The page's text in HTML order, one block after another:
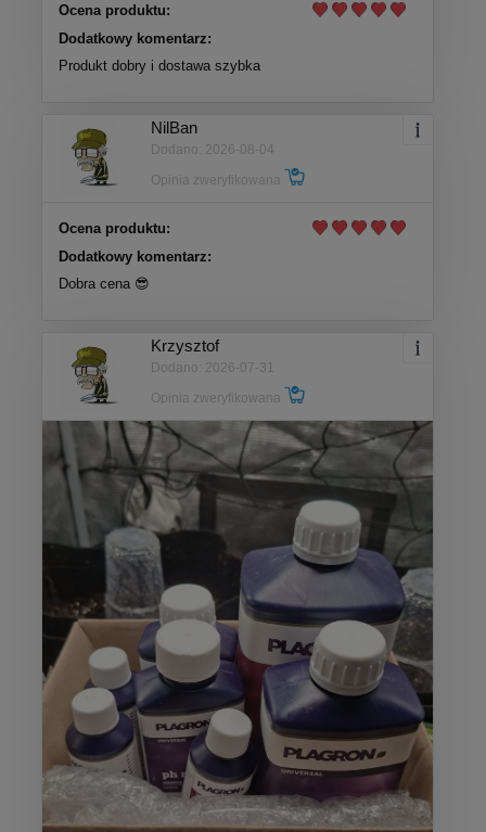
Ocena produktu:
Dodatkowy komentarz:
Produkt dobry i dostawa szybka
NilBan
Dodano: 2026-08-04
Opinia zweryfikowana
Ocena produktu:
Dodatkowy komentarz:
Dobra cena 😎
Krzysztof
Dodano: 2026-07-31
Opinia zweryfikowana